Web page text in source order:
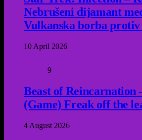
Nebrušeni dijamant
Vulkanska borba
10 April 2026
9
Beast of Reincarnation
(Game) Freak off the
4 August 2026